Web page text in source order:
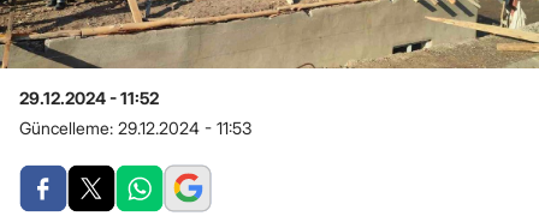
29.12.2024 - 11:52
Güncelleme: 29.12.2024 - 11:53